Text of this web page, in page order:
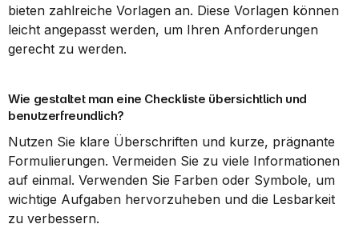
bieten zahlreiche Vorlagen an. Diese Vorlagen können
leicht angepasst werden, um Ihren Anforderungen
gerecht zu werden.
Wie gestaltet man eine Checkliste übersichtlich und
benutzerfreundlich?
Nutzen Sie klare Überschriften und kurze, prägnante
Formulierungen. Vermeiden Sie zu viele Informationen
auf einmal. Verwenden Sie Farben oder Symbole, um
wichtige Aufgaben hervorzuheben und die Lesbarkeit
zu verbessern.